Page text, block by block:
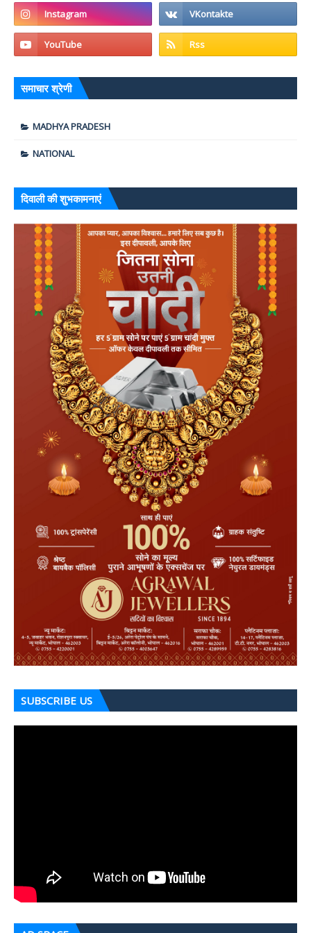
समाचार श्रेणी
MADHYA PRADESH
NATIONAL
दिवाली की शुभकामनाएं
SUBSCRIBE US